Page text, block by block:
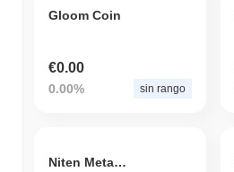
Gloom Coin
€0.00
0.00% sin rango
Niten Metaverse